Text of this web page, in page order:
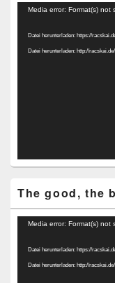
Video-
Media error: Format(s) not
Datei herunterladen: https://
Datei herunterladen: http://
The good, the
Video-
Media error: Format(s) not
Datei herunterladen: https://
Datei herunterladen: http://